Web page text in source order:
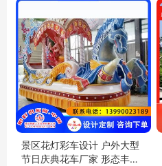
景区花灯彩车设计 户外大型
节日庆典花车厂家 形态丰富